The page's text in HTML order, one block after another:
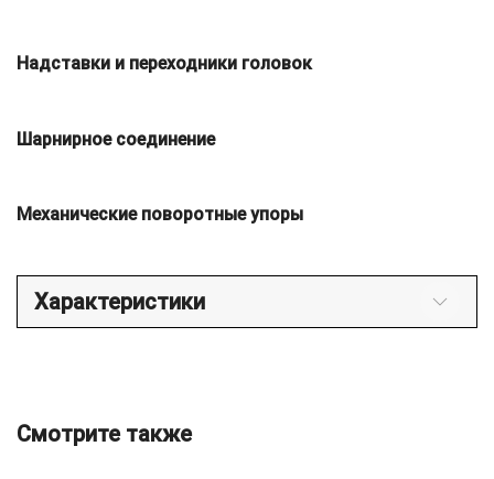
Надставки и переходники головок
Шарнирное соединение
Механические поворотные упоры
Характеристики
Смотрите также